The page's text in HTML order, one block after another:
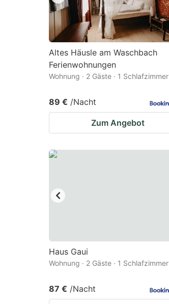
Altes Häusle am Waschbach
Ferienwohnungen
Wohnung · 2 Gäste · 1 Schlafzimmer
89 € /Nacht
Zum Angebot
Haus Gaui
Wohnung · 2 Gäste · 1 Schlafzimmer
87 € /Nacht